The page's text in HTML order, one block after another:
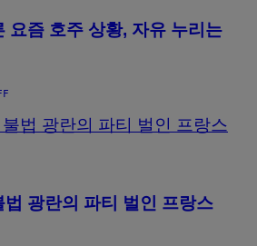
요즘 호주 상황, 자유 누리는
광란의 파티 벌인 프랑스